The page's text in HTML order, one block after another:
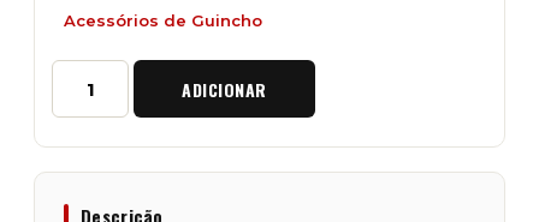
Acessórios de Guincho
Quantidade
Gancho
para
ADICIONAR
Descrição